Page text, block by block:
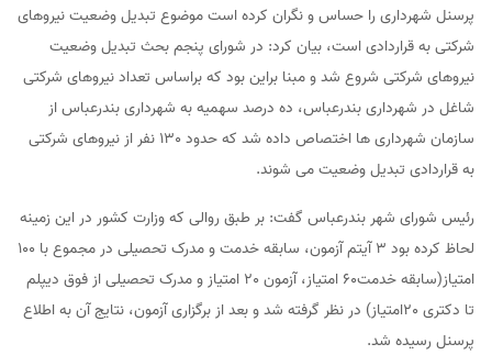
پرسنل شهرداری را حساس و نگران کرده است موضوع تبدیل وضعیت نیروهای
شرکتی به قراردادی است، بیان کرد: در شورای پنجم بحث تبدیل وضعیت
نیروهای شرکتی شروع شد و مبنا براین بود که براساس تعداد نیروهای شرکتی
شاغل در شهرداری بندرعباس، ده درصد سهمیه به شهرداری بندرعباس از
سازمان شهرداری ها اختصاص داده شد که حدود 130 نفر از نیروهای شرکتی
به قراردادی تبدیل وضعیت می شوند.
رئیس شورای شهر بندرعباس گفت: بر طبق روالی که وزارت کشور در این زمینه
لحاظ کرده بود 3 آیتم آزمون، سابقه خدمت و مدرک تحصیلی در مجموع با 100
امتیاز(سابقه خدمت60 امتیاز، آزمون 20 امتیاز و مدرک تحصیلی از فوق دیپلم
تا دکتری 20امتیاز) در نظر گرفته شد و بعد از برگزاری آزمون، نتایج آن به اطلاع
پرسنل رسیده شد.